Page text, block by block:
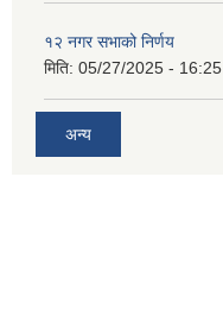
१२ नगर सभाको निर्णय
मिति: 05/27/2025 - 16:25
अन्य